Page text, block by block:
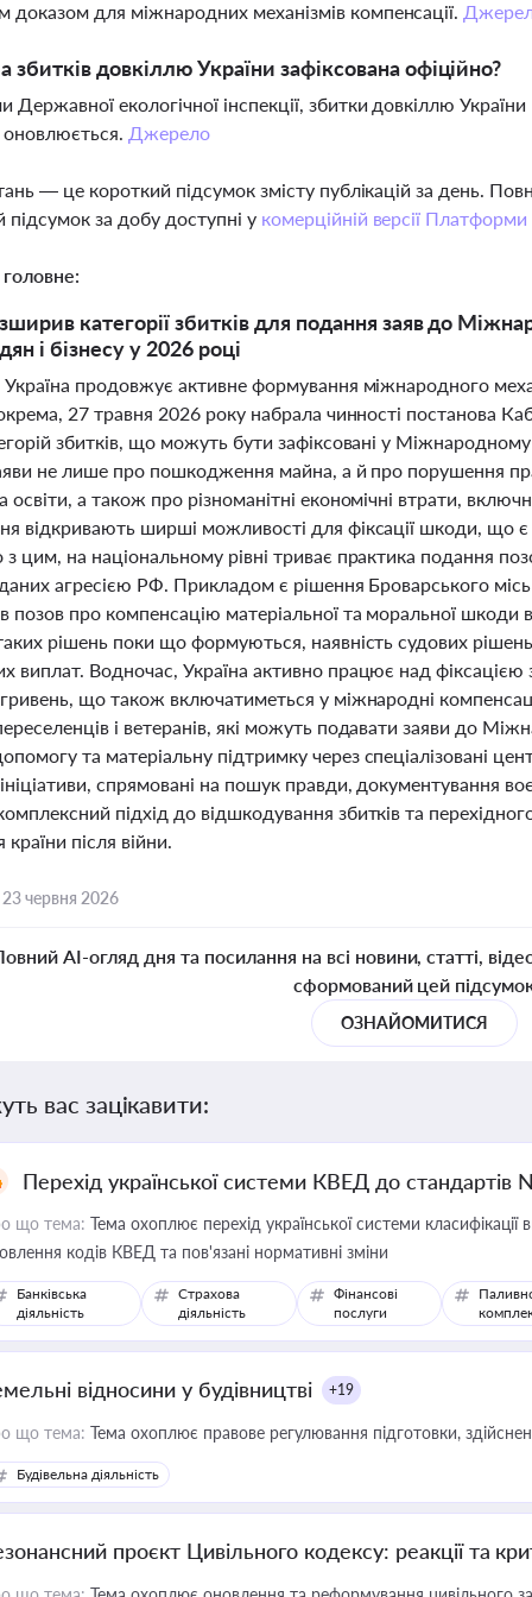
доказом для міжнародних механізмів компенсації.
збитків довкіллю України зафіксована офіційно?
Державної екологічної інспекції, збитки довкіллю
оновлюється. Джерело
— це короткий підсумок змісту публікацій за день.
за добу доступні у комерційній версії
категорії збитків для подання заяв до
і бізнесу у 2026 році
продовжує активне формування міжнародного
27 травня 2026 року набрала чинності постанова
збитків, що можуть бути зафіксовані у
не лише про пошкодження майна, а й про порушення
а також про різноманітні економічні втрати,
відкривають ширші можливості для фіксації шкоди, що
цим, на національному рівні триває практика подання
агресією РФ. Прикладом є рішення Броварського
позов про компенсацію матеріальної та моральної шкоди
рішень поки що формуються, наявність судових
виплат. Водночас, Україна активно працює над
що також включатиметься у міжнародні
і ветеранів, які можуть подавати заяви до
та матеріальну підтримку через спеціалізовані
спрямовані на пошук правди, документування
підхід до відшкодування збитків та
країни після війни.
23 червня 2026
AI-огляд дня та посилання на всі новини, статті,
сформований цей
ОЗНАЙОМИТИСЯ
вас зацікавити:
Перехід української системи КВЕД до стандартів
що тема: Тема охоплює перехід української системи класифікації
кодів КВЕД та пов'язані нормативні зміни
Банківська
діяльність
Страхова
діяльність
Фінансові
послуги
відносини у будівництві +19
що тема: Тема охоплює правове регулювання підготовки,
Будівельна діяльність
проєкт Цивільного кодексу: реакції та